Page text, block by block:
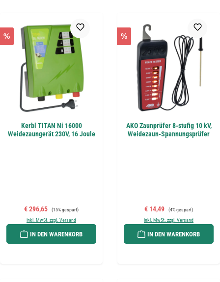
%
Kerbl TITAN Ni 16000
Weidezaungerät 230V, 16 Joule
Verkaufspreis:
€ 296,65 Regulärer Preis:
(15% gespart)
inkl. MwSt. zzgl. Versand
IN DEN WARENKORB
%
AKO Zaunprüfer 8-stufig 10 kV,
Weidezaun-Spannungsprüfer
Verkaufspreis:
€ 14,49 Regulärer Preis:
(4% gespart)
inkl. MwSt. zzgl. Versand
IN DEN WARENKORB